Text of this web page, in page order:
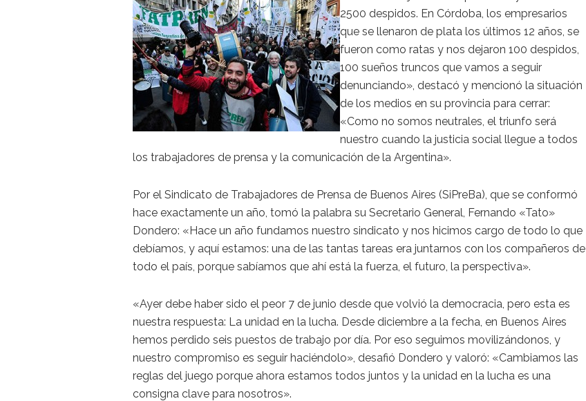
2500 despidos. En Córdoba, los empresarios
que se llenaron de plata los últimos 12 años, se
fueron como ratas y nos dejaron 100 despidos,
100 sueños truncos que vamos a seguir
denunciando», destacó y mencionó la situación
de los medios en su provincia para cerrar:
«Como no somos neutrales, el triunfo será
nuestro cuando la justicia social llegue a todos
los trabajadores de prensa y la comunicación de la Argentina».
Por el Sindicato de Trabajadores de Prensa de Buenos Aires (SiPreBa), que se conformó
hace exactamente un año, tomó la palabra su Secretario General, Fernando «Tato»
Dondero: «Hace un año fundamos nuestro sindicato y nos hicimos cargo de todo lo que
debíamos, y aquí estamos: una de las tantas tareas era juntarnos con los compañeros de
todo el país, porque sabíamos que ahí está la fuerza, el futuro, la perspectiva».
«Ayer debe haber sido el peor 7 de junio desde que volvió la democracia, pero esta es
nuestra respuesta: La unidad en la lucha. Desde diciembre a la fecha, en Buenos Aires
hemos perdido seis puestos de trabajo por día. Por eso seguimos movilizándonos, y
nuestro compromiso es seguir haciéndolo», desafió Dondero y valoró: «Cambiamos las
reglas del juego porque ahora estamos todos juntos y la unidad en la lucha es una
consigna clave para nosotros».